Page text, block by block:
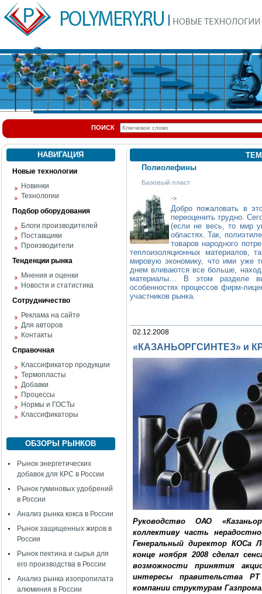
ПОИСК
НАВИГАЦИЯ
Новые технологии
Новинки
Технологии
Подбор оборудования
Блоги производителей
Поставщики
Производители
Тенденции рынка
Мнения и оценки
Новости и статистика
Сотрудничество
Реклама на сайте
Для авторов
Контакты
Справочная
Классификатор продукции
Термопласты
Добавки
Процессы
Нормы и ГОСТы
Классификаторы
ОБЗОРЫ РЫНКОВ
Рынок энергетических
добавок для КРС в России
Рынок гуминовых удобрений
в России
Анализ рынка кокса в России
Рынок защищенных жиров в
России
Рынок пектина и сырья для
его производства в России
Анализ рынка изопропилата
алюминия в России
Полиолефины
Базовый пласт
->
Добро пожаловать в
переоценить трудно.
(если не весь, то мир
областях. Так,
товаров народного
теплоизоляционных
мировую экономику, что ими уже
днем вливаются все больше,
материалы… В этом разделе
особенностях процессов фирм-
участников рынка.
02.12.2008
«КАЗАНЬОРГСИНТЕЗ» и
Руководство ОАО
коллективу часть
Генеральный директор КОСа
конце ноября 2008 сделал
возможности принятия
интересы правительства
компании структурам